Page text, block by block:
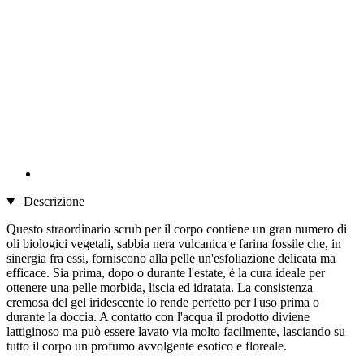
Descrizione
Questo straordinario scrub per il corpo contiene un gran numero di
oli biologici vegetali, sabbia nera vulcanica e farina fossile che, in
sinergia fra essi, forniscono alla pelle un'esfoliazione delicata ma
efficace. Sia prima, dopo o durante l'estate, è la cura ideale per
ottenere una pelle morbida, liscia ed idratata. La consistenza
cremosa del gel iridescente lo rende perfetto per l'uso prima o
durante la doccia. A contatto con l'acqua il prodotto diviene
lattiginoso ma può essere lavato via molto facilmente, lasciando su
tutto il corpo un profumo avvolgente esotico e floreale.